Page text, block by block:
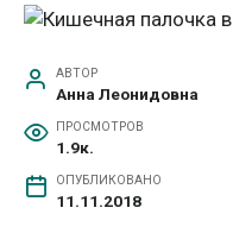
АВТОР
Анна Леонидовна
ПРОСМОТРОВ
1.9к.
ОПУБЛИКОВАНО
11.11.2018